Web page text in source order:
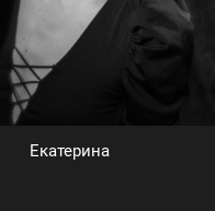
Екатерина